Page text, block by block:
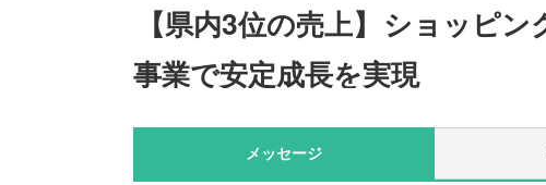
【県内3位の売上】 ショッピン
事業で安定成長を実現
メッセージ